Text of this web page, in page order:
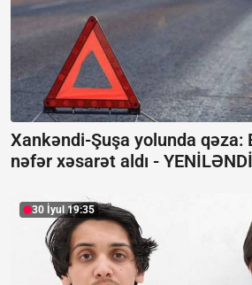
Xankəndi-Şuşa yolunda qəza:
nəfər xəsarət aldı - YENİLƏNDİ
30 İyul 19:35